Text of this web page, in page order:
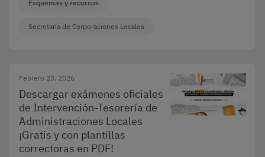
Esquemas y recursos
Secretaría de Corporaciones Locales
Febrero 23, 2026
Descargar exámenes oficiales
de Intervención-Tesorería de
Administraciones Locales
¡Gratis y con plantillas
correctoras en PDF!